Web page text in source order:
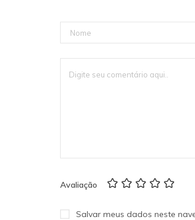
Avaliação
Salvar meus dados neste